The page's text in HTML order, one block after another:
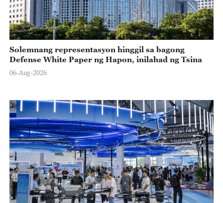
Solemnang representasyon hinggil sa bagong
Defense White Paper ng Hapon, inilahad ng Tsina
06-Aug-2026